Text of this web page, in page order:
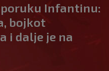
poruku Infantinu:
bojkot
i dalje je na